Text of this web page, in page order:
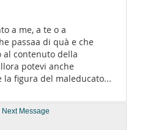
a me, a te o a
passaa di quà e che
al contenuto della
potevi anche
figura del maleducato...
Next Message